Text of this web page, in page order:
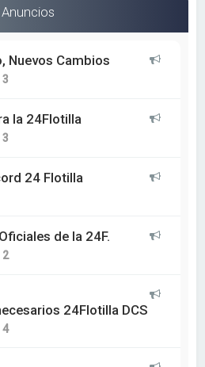
Anuncios
Nuevos Cambios
3
la 24Flotilla
3
24 Flotilla
de la 24F.
2
24Flotilla DCS
4